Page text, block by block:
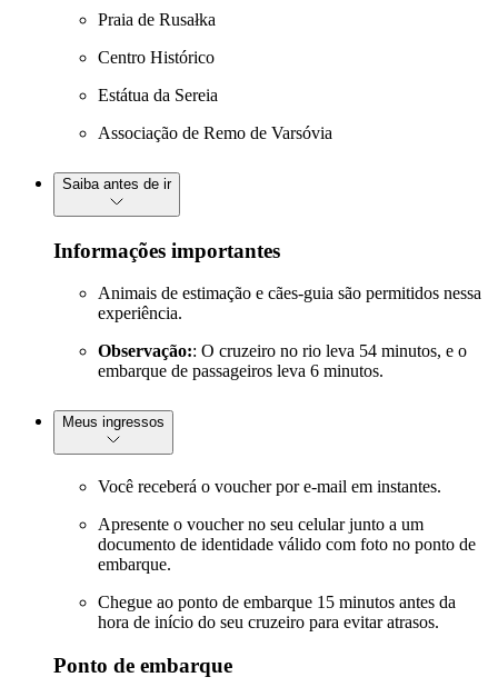
Praia de Rusałka
Centro Histórico
Estátua da Sereia
Associação de Remo de Varsóvia
Saiba antes de ir
Informações importantes
Animais de estimação e cães-guia são permitidos nessa
experiência.
Observação:: O cruzeiro no rio leva 54 minutos, e o
embarque de passageiros leva 6 minutos.
Meus ingressos
Você receberá o voucher por e-mail em instantes.
Apresente o voucher no seu celular junto a um
documento de identidade válido com foto no ponto de
embarque.
Chegue ao ponto de embarque 15 minutos antes da
hora de início do seu cruzeiro para evitar atrasos.
Ponto de embarque